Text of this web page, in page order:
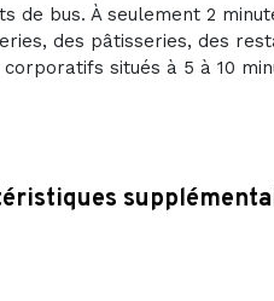
de bus. À seulement 2
des pâtisseries, des
corporatifs situés à 5 à 10